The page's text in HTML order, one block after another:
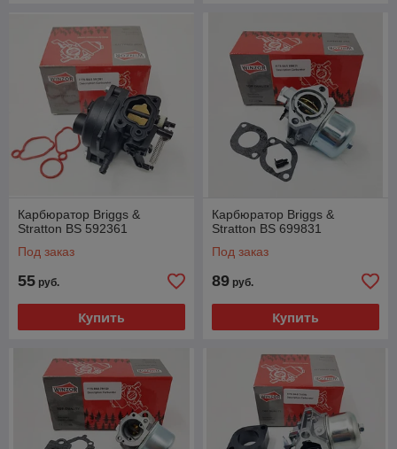
Карбюратор Briggs &
Stratton BS 592361
Под заказ
55 руб.
Купить
Карбюратор Briggs &
Stratton BS 699831
Под заказ
89 руб.
Купить